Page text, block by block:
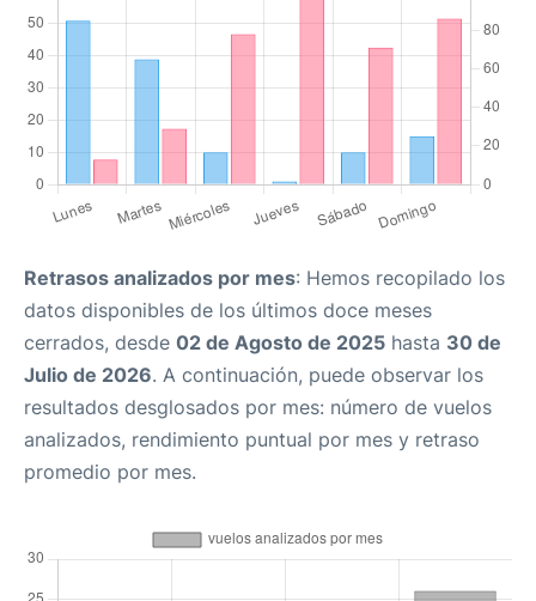
Retrasos analizados por mes: Hemos recopilado los
datos disponibles de los últimos doce meses
cerrados, desde 02 de Agosto de 2025 hasta 30 de
Julio de 2026. A continuación, puede observar los
resultados desglosados por mes: número de vuelos
analizados, rendimiento puntual por mes y retraso
promedio por mes.